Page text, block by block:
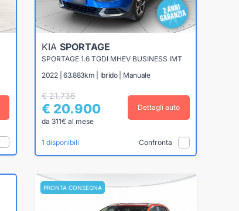
KIA SPORTAGE
SPORTAGE 1.6 TGDI MHEV BUSINESS IMT
2022 | 63.883km | Ibrido | Manuale
€ 21.736
€ 20.900
da 311€ al mese
Dettagli auto
1 disponibili Confronta
PRONTA CONSEGNA